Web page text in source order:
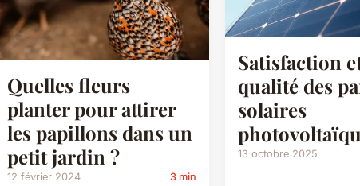
Quelles fleurs
planter pour attirer
les papillons dans un
petit jardin ?
12 février 2024 3 min
Satisfaction
qualité des
solaires
13 octobre 2025